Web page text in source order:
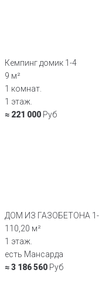
Кемпинг домик 1-4
9 м²
1 комнат.
1 этаж.
≈ 221 000 Руб
ДОМ ИЗ ГАЗОБЕТОНА 1-
110,20 м²
1 этаж.
есть Мансарда
≈ 3 186 560 Руб